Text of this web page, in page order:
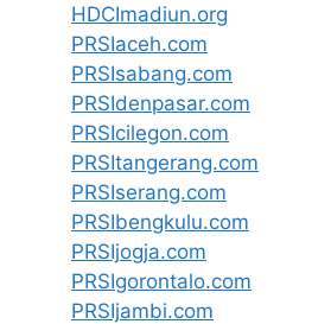
HDCImadiun.org
PRSIaceh.com
PRSIsabang.com
PRSIdenpasar.com
PRSIcilegon.com
PRSItangerang.com
PRSIserang.com
PRSIbengkulu.com
PRSIjogja.com
PRSIgorontalo.com
PRSIjambi.com